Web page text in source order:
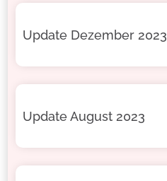
Update Dezember 2023
Update August 2023